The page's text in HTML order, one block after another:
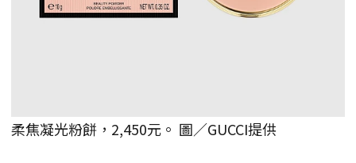
柔焦凝光粉餅，2,450元。 圖／GUCCI提供